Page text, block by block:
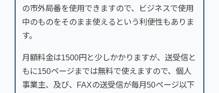
の市外局番を使用できますので、ビジネスで使用
中のものをそのまま使えるという利便性もありま
す。
月額料金は1500円と少しかかりますが、送受信と
もに150ページまでは無料で使えますので、個人
事業主、及び、FAXの送受信が毎月50ページ以下